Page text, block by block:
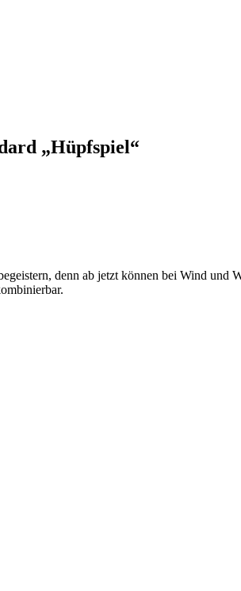
„Hüpfspiel“
denn ab jetzt können bei Wind und